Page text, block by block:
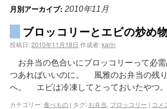
月別アーカイブ: 2010年11月
ブロッコリーとエビの炒め
投稿日:2010年11月18日 作成者:karin
お弁当の色合いにブロッコリーって必
つあればいいのに。 風雅のお弁当の
へ。 エビは冷凍してとっておいたや
カテゴリー:食べもの | タグ: お弁当, ブロッコリー | コメ